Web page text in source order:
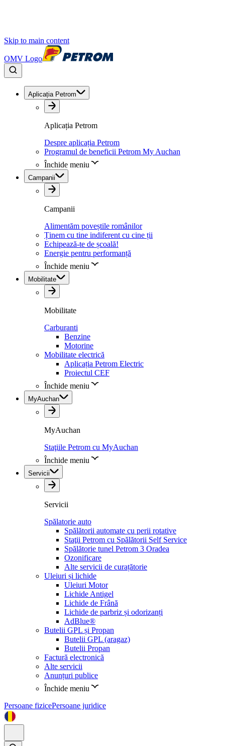
Skip to main content
OMV Logo
Aplicația Petrom
Aplicația Petrom
Despre aplicația Petrom
Programul de beneficii Petrom My Auchan
Închide meniu
Campanii
Campanii
Alimentăm poveștile românilor
Ținem cu tine indiferent cu cine ții
Echipează-te de școală!
Energie pentru performanță
Închide meniu
Mobilitate
Mobilitate
Carburanti
Benzine
Motorine
Mobilitate electrică
Aplicația Petrom Electric
Proiectul CEF
Închide meniu
MyAuchan
MyAuchan
Staţiile Petrom cu MyAuchan
Închide meniu
Servicii
Servicii
Spălatorie auto
Spălătorii automate cu perii rotative
Staţii Petrom cu Spălătorii Self Service
Spălătorie tunel Petrom 3 Oradea
Ozonificare
Alte servicii de curațătorie
Uleiuri și lichide
Uleiuri Motor
Lichide Antigel
Lichide de Frână
Lichide de parbriz și odorizanți
AdBlue®
Butelii GPL și Propan
Butelii GPL (aragaz)
Butelii Propan
Factură electronică
Alte servicii
Anunțuri publice
Închide meniu
Persoane fizicePersoane juridice